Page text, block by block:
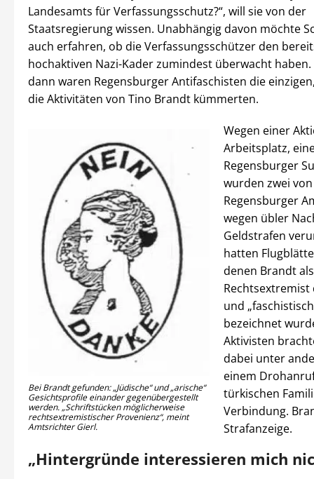
Landesamts für Verfassungsschutz?“, will sie von der
Staatsregierung wissen. Unabhängig davon möchte
auch erfahren, ob die Verfassungsschützer den
hochaktiven Nazi-Kader zumindest überwacht haben.
dann waren Regensburger Antifaschisten die
die Aktivitäten von Tino Brandt kümmerten.
Bei Brandt gefunden: „Jüdische“ und „arische“
Gesichtsprofile einander gegenübergestellt
werden. „Schriftstücken möglicherweise
rechtsextremistischer Provenienz“, meint
Amtsrichter Gierl.
Wegen einer
Arbeitsplatz,
Regensburger
wurden zwei
Regensburger
wegen übler
Geldstrafen
hatten
denen Brandt
und
bezeichnet
Aktivisten
dabei unter
einem
türkischen
Verbindung.
Strafanzeige.
„Hintergründe interessieren mich